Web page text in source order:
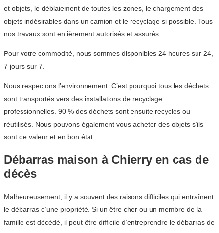
et objets, le déblaiement de toutes les zones, le chargement des
objets indésirables dans un camion et le recyclage si possible. Tous
nos travaux sont entièrement autorisés et assurés.
Pour votre commodité, nous sommes disponibles 24 heures sur 24,
7 jours sur 7.
Nous respectons l’environnement. C’est pourquoi tous les déchets
sont transportés vers des installations de recyclage
professionnelles. 90 % des déchets sont ensuite recyclés ou
réutilisés. Nous pouvons également vous acheter des objets s’ils
sont de valeur et en bon état.
Débarras maison à Chierry en cas de
décès
Malheureusement, il y a souvent des raisons difficiles qui entraînent
le débarras d’une propriété. Si un être cher ou un membre de la
famille est décédé, il peut être difficile d’entreprendre le débarras de